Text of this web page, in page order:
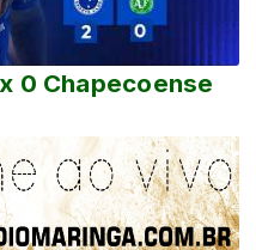
0 Chapecoense